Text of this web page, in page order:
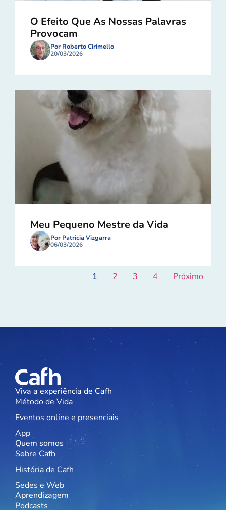
O Efeito Que As Nossas Palavras
Provocam
Por Roberto Cirimello
20/03/2026
Meu Pequeno Mestre da Vida
Por Patricia Vizgarra
06/03/2026
1 2 3 4 Próximo
Viva a experiência de Cafh
Método de Vida
Eventos online e presenciais
App
Quem somos
Sobre Cafh
História de Cafh
Sedes e Web
Aprendizagem
Podcasts